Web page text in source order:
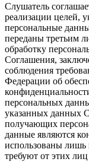
Слушатель
реализации целей,
персональные
переданы третьим
обработку
Соглашения,
соблюдения
Федерации об
персональных
указанных данных
получающих
данные являются
использованы лишь
требуют от этих